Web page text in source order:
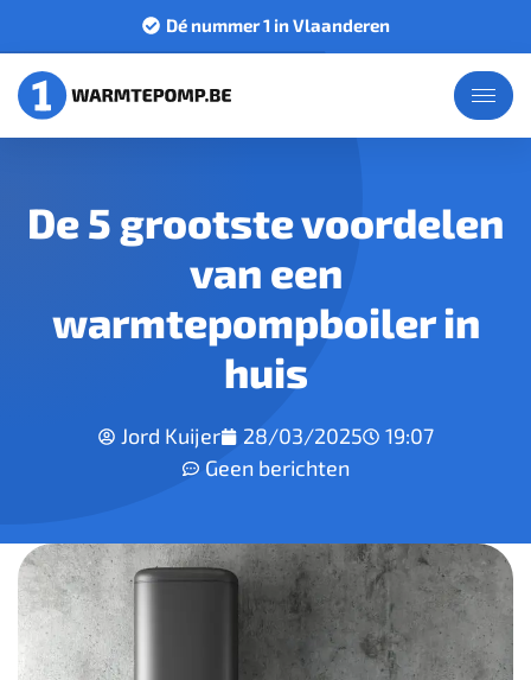
Dé nummer 1 in Vlaanderen
De 5 grootste voordelen
van een
warmtepompboiler in
huis
Jord Kuijer 28/03/2025
19:07
Geen berichten